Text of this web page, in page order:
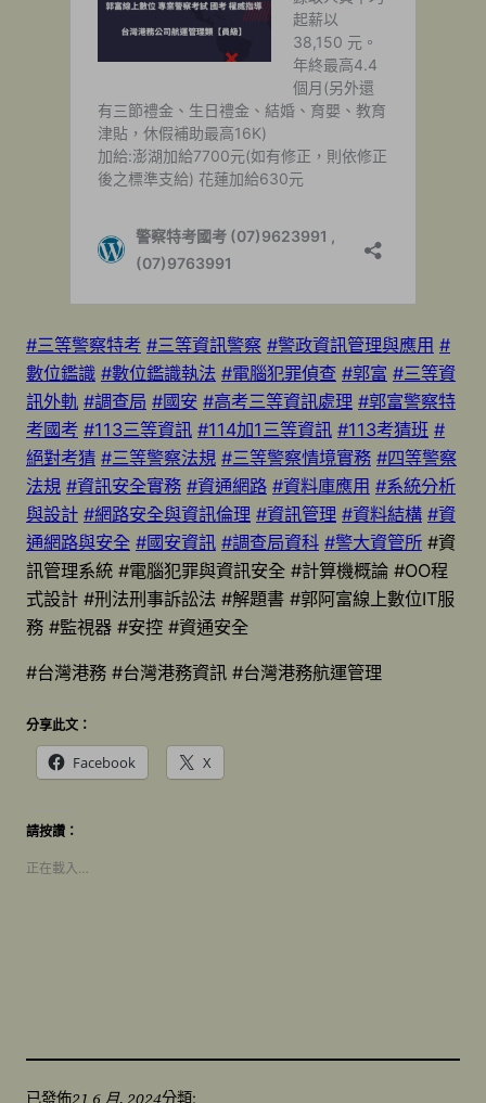
#三等警察特考 #三等資訊警察 #警政資訊管理與應用 #
數位鑑識 #數位鑑識執法 #電腦犯罪偵查 #郭富 #三等資
訊外軌 #調查局 #國安 #高考三等資訊處理 #郭富警察特
考國考 #113三等資訊 #114加1三等資訊 #113考猜班 #
絕對考猜 #三等警察法規 #三等警察情境實務 #四等警察
法規 #資訊安全實務 #資通網路 #資料庫應用 #系統分析
與設計 #網路安全與資訊倫理 #資訊管理 #資料結構 #資
通網路與安全 #國安資訊 #調查局資科 #警大資管所 #資
訊管理系統 #電腦犯罪與資訊安全 #計算機概論 #OO程
式設計 #刑法刑事訴訟法 #解題書 #郭阿富線上數位IT服
務 #監視器 #安控 #資通安全
#台灣港務 #台灣港務資訊 #台灣港務航運管理
分享此文：
Facebook X
請按讚：
正在載入…
已發佈21 6 月, 2024分類: